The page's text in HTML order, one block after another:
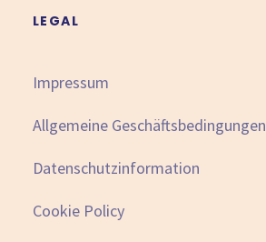
LEGAL
Impressum
Allgemeine Geschäftsbedingungen
Datenschutzinformation
Cookie Policy